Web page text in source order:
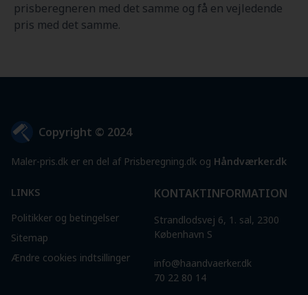
prisberegneren med det samme og få en vejledende
pris med det samme.
Copyright © 2024
Maler-pris.dk er en del af Prisberegning.dk og Håndværker.dk
LINKS
Politikker og betingelser
Sitemap
Ændre cookies indtsillinger
KONTAKTINFORMATION
Strandlodsvej 6, 1. sal, 2300
København S
info@haandvaerker.dk
70 22 80 14